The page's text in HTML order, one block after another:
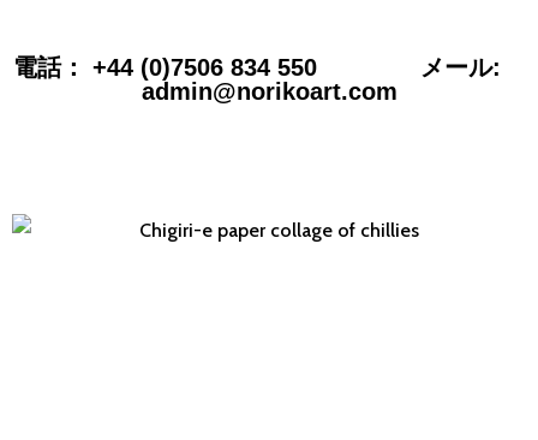
電話： +44 (0)7506 834 550 メール:
admin@norikoart.com